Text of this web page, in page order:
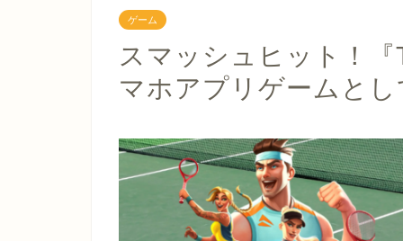
ゲーム
スマッシュヒット！
マホアプリゲームと